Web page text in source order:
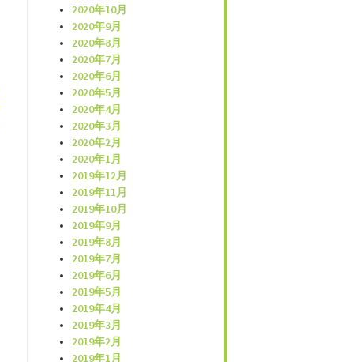
2020年10月
2020年9月
2020年8月
2020年7月
2020年6月
2020年5月
2020年4月
2020年3月
2020年2月
2020年1月
2019年12月
2019年11月
2019年10月
2019年9月
2019年8月
2019年7月
2019年6月
2019年5月
2019年4月
2019年3月
2019年2月
2019年1月